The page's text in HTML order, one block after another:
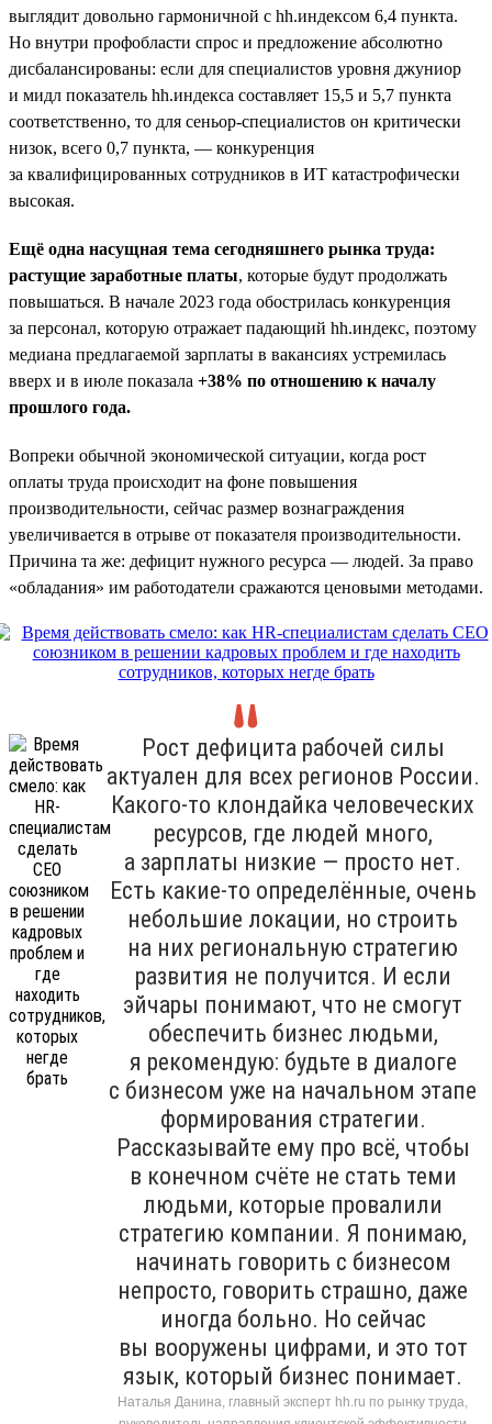
выглядит довольно гармоничной с hh.индексом 6,4 пункта.
Но внутри профобласти спрос и предложение абсолютно
дисбалансированы: если для специалистов уровня джуниор
и мидл показатель hh.индекса составляет 15,5 и 5,7 пункта
соответственно, то для сеньор-специалистов он критически
низок, всего 0,7 пункта, — конкуренция
за квалифицированных сотрудников в ИТ катастрофически
высокая.
Ещё одна насущная тема сегодняшнего рынка труда:
растущие заработные платы, которые будут продолжать
повышаться. В начале 2023 года обострилась конкуренция
за персонал, которую отражает падающий hh.индекс, поэтому
медиана предлагаемой зарплаты в вакансиях устремилась
вверх и в июле показала +38% по отношению к началу
прошлого года.
Вопреки обычной экономической ситуации, когда рост
оплаты труда происходит на фоне повышения
производительности, сейчас размер вознаграждения
увеличивается в отрыве от показателя производительности.
Причина та же: дефицит нужного ресурса — людей. За право
«обладания» им работодатели сражаются ценовыми методами.
Рост дефицита рабочей силы
актуален для всех регионов России.
Какого-то клондайка человеческих
ресурсов, где людей много,
а зарплаты низкие — просто нет.
Есть какие-то определённые, очень
небольшие локации, но строить
на них региональную стратегию
развития не получится. И если
эйчары понимают, что не смогут
обеспечить бизнес людьми,
я рекомендую: будьте в диалоге
с бизнесом уже на начальном этапе
формирования стратегии.
Рассказывайте ему про всё, чтобы
в конечном счёте не стать теми
людьми, которые провалили
стратегию компании. Я понимаю,
начинать говорить с бизнесом
непросто, говорить страшно, даже
иногда больно. Но сейчас
вы вооружены цифрами, и это тот
язык, который бизнес понимает.
Наталья Данина, главный эксперт hh.ru по рынку труда,